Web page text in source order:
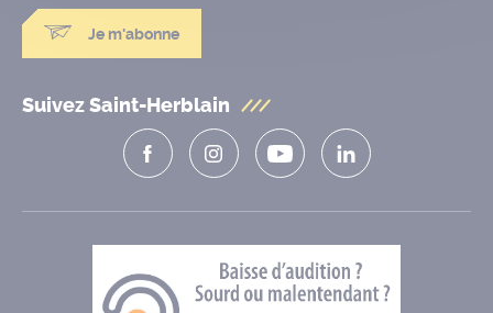
Je m'abonne
Suivez Saint-Herblain